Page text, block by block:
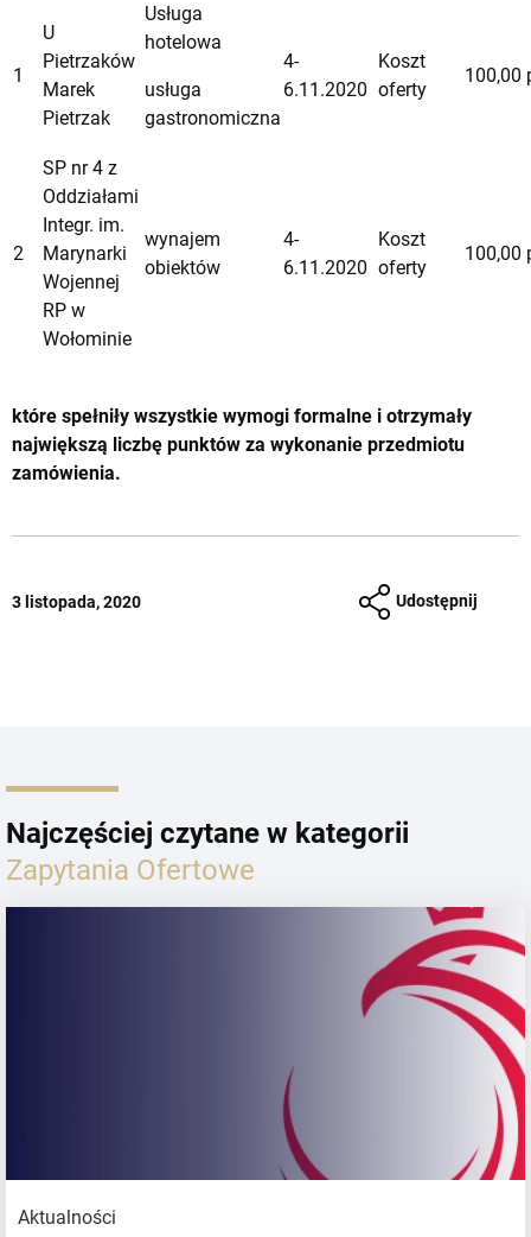
1
U
Pietrzaków
Marek
Pietrzak
Usługa
hotelowa
usługa
gastronomiczna
4-
6.11.2020
Koszt
oferty
100,00
2
SP nr 4 z
Oddziałami
Integr. im.
Marynarki
Wojennej
RP w
Wołominie
wynajem
obiektów
4-
6.11.2020
Koszt
oferty
100,00
które spełniły wszystkie wymogi formalne i otrzymały
największą liczbę punktów za wykonanie przedmiotu
zamówienia.
3 listopada, 2020 Udostępnij
Najczęściej czytane w kategorii
Zapytania Ofertowe
Aktualności